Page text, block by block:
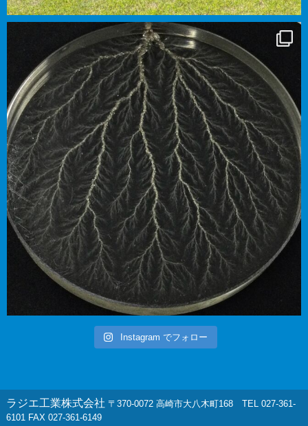
Instagram でフォロー
ラジエ工業株式会社 〒370-0072 高崎市大八木町168 TEL 027-361-
6101 FAX 027-361-6149